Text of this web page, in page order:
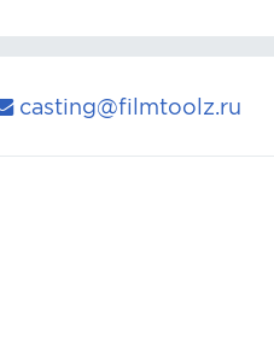
casting@filmtoolz.ru